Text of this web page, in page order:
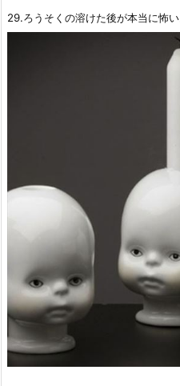
29.ろうそくの溶けた後が本当に怖